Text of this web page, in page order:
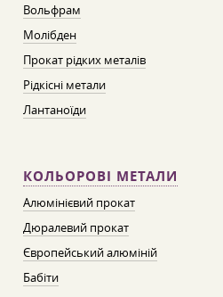
Вольфрам
Молібден
Прокат рідких металів
Рідкісні метали
Лантаноїди
КОЛЬОРОВІ МЕТАЛИ
Алюмінієвий прокат
Дюралевий прокат
Європейський алюміній
Бабіти